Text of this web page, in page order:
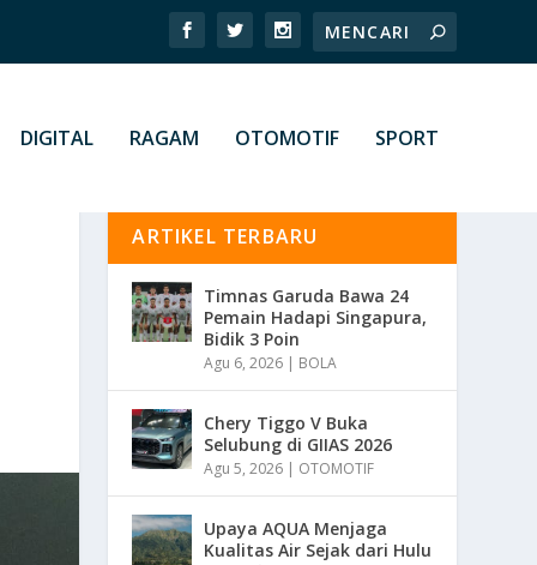
DIGITAL RAGAM OTOMOTIF SPORT
ARTIKEL TERBARU
Timnas Garuda Bawa 24
Pemain Hadapi Singapura,
Bidik 3 Poin
Agu 6, 2026 | BOLA
Chery Tiggo V Buka
Selubung di GIIAS 2026
Agu 5, 2026 | OTOMOTIF
Upaya AQUA Menjaga
Kualitas Air Sejak dari Hulu